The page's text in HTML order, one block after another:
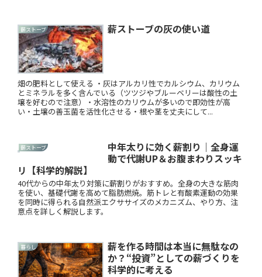
薪ストーブ 薪ストーブの灰の使い道
畑の肥料として使える ・灰はアルカリ性でカルシウム、カリウム
とミネラルを多く含んでいる（ツツジやブルーベリーは酸性の土
壌を好むので注意）・水溶性のカリウムが多いので即効性が高
い・土壌の善玉菌を活性化させる・根や茎を丈夫にして...
薪ストーブ
中年太りに効く薪割り｜全身運
動で代謝UP＆お腹まわりスッキ
リ【科学的解説】
40代からの中年太り対策に薪割りがおすすめ。全身の大きな筋肉
を使い、基礎代謝を高めて脂肪燃焼。筋トレと有酸素運動の効果
を同時に得られる自然派エクササイズのメカニズム、やり方、注
意点を詳しく解説します。
暮らし
薪を作る時間は本当に無駄なの
か？“投資”としての薪づくりを
科学的に考える